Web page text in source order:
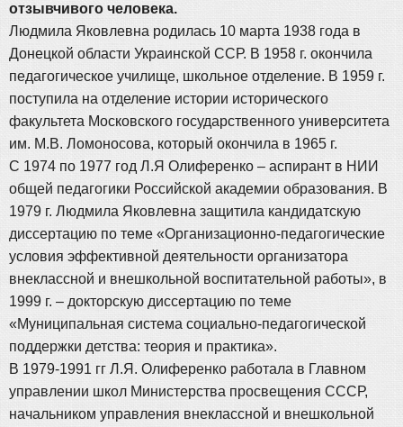
отзывчивого человека.
Людмила Яковлевна родилась 10 марта 1938 года в
Донецкой области Украинской ССР. В 1958 г. окончила
педагогическое училище, школьное отделение. В 1959 г.
поступила на отделение истории исторического
факультета Московского государственного университета
им. М.В. Ломоносова, который окончила в 1965 г.
С 1974 по 1977 год Л.Я Олиференко – аспирант в НИИ
общей педагогики Российской академии образования. В
1979 г. Людмила Яковлевна защитила кандидатскую
диссертацию по теме «Организационно-педагогические
условия эффективной деятельности организатора
внеклассной и внешкольной воспитательной работы», в
1999 г. – докторскую диссертацию по теме
«Муниципальная система социально-педагогической
поддержки детства: теория и практика».
В 1979-1991 гг Л.Я. Олиференко работала в Главном
управлении школ Министерства просвещения СССР,
начальником управления внеклассной и внешкольной